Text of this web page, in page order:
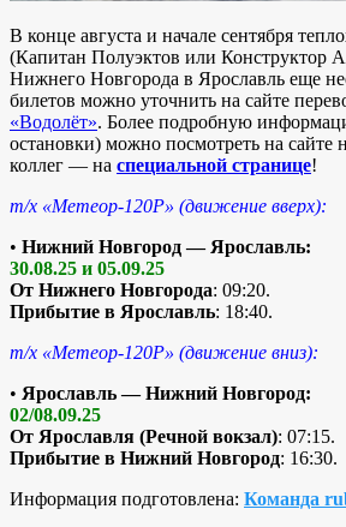
В конце августа и начале сентября
(Капитан Полуэктов или Конструктор
Нижнего Новгорода в Ярославль еще
билетов можно уточнить на сайте
«Водолёт». Более подробную
остановки) можно посмотреть на
коллег — на специальной странице!
т/х «Метеор-120Р» (движение вверх):
• Нижний Новгород — Ярославль:
30.08.25 и 05.09.25
От Нижнего Новгорода: 09:20.
Прибытие в Ярославль: 18:40.
т/х «Метеор-120Р» (движение вниз):
• Ярославль — Нижний Новгород:
02/08.09.25
От Ярославля (Речной вокзал): 07:15.
Прибытие в Нижний Новгород: 16:30.
Информация подготовлена: Команда